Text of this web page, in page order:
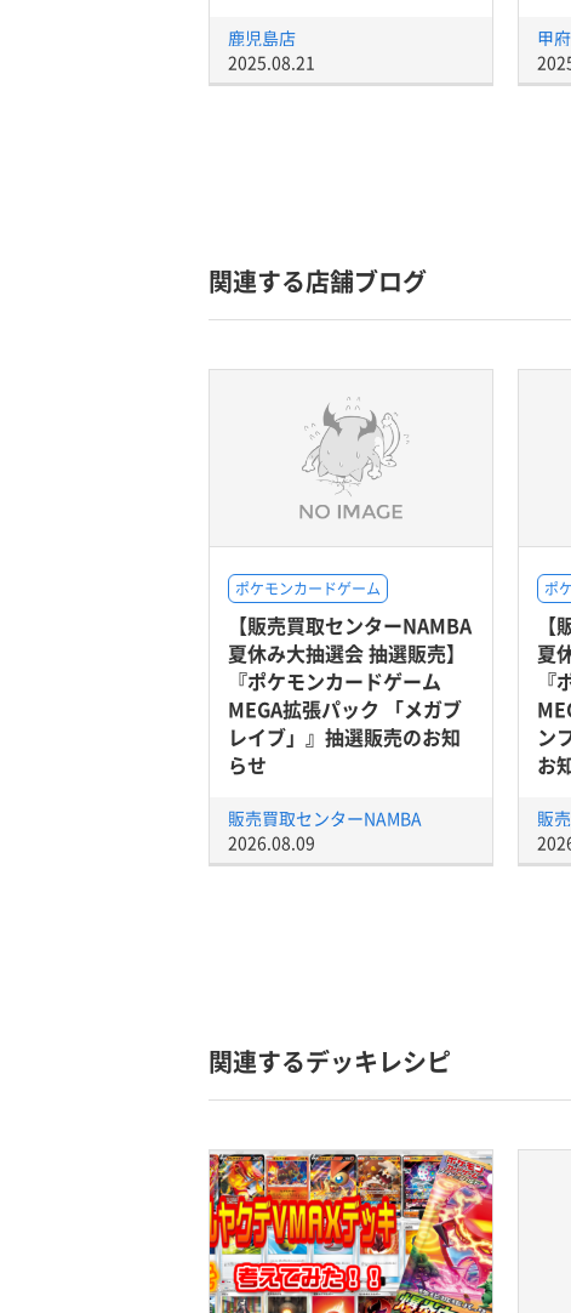
鹿児島店
2025.08.21
甲
関連する店舗ブログ
ポケモンカードゲーム
【販売買取センターNAMBA
夏休み大抽選会 抽選販売】
『ポケモンカードゲーム
MEGA拡張パック 「メガブ
レイブ」』抽選販売のお知
らせ
販売買取センターNAMBA
2026.08.09
ポ
夏
ン
お
販
関連するデッキレシピ